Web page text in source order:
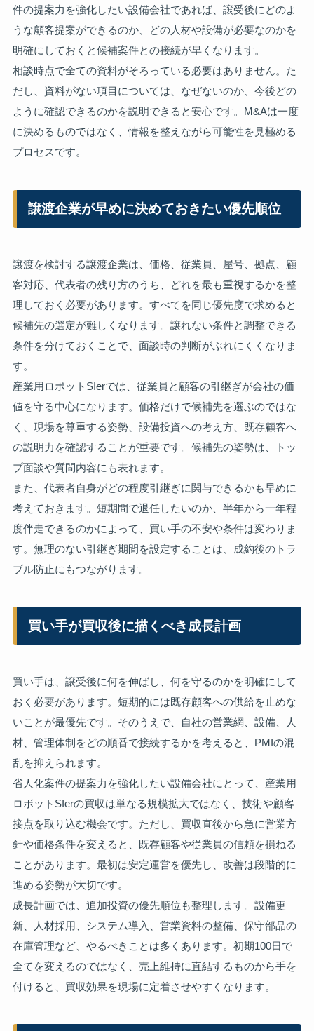
件の提案力を強化したい設備会社であれば、譲受後にどのよ
うな顧客提案ができるのか、どの人材や設備が必要なのかを
明確にしておくと候補案件との接続が早くなります。
相談時点で全ての資料がそろっている必要はありません。た
だし、資料がない項目については、なぜないのか、今後どの
ように確認できるのかを説明できると安心です。M&Aは一度
に決めるものではなく、情報を整えながら可能性を見極める
プロセスです。
譲渡企業が早めに決めておきたい優先順位
譲渡を検討する譲渡企業は、価格、従業員、屋号、拠点、顧
客対応、代表者の残り方のうち、どれを最も重視するかを整
理しておく必要があります。すべてを同じ優先度で求めると
候補先の選定が難しくなります。譲れない条件と調整できる
条件を分けておくことで、面談時の判断がぶれにくくなりま
す。
産業用ロボットSIerでは、従業員と顧客の引継ぎが会社の価
値を守る中心になります。価格だけで候補先を選ぶのではな
く、現場を尊重する姿勢、設備投資への考え方、既存顧客へ
の説明力を確認することが重要です。候補先の姿勢は、トッ
プ面談や質問内容にも表れます。
また、代表者自身がどの程度引継ぎに関与できるかも早めに
考えておきます。短期間で退任したいのか、半年から一年程
度伴走できるのかによって、買い手の不安や条件は変わりま
す。無理のない引継ぎ期間を設定することは、成約後のトラ
ブル防止にもつながります。
買い手が買収後に描くべき成長計画
買い手は、譲受後に何を伸ばし、何を守るのかを明確にして
おく必要があります。短期的には既存顧客への供給を止めな
いことが最優先です。そのうえで、自社の営業網、設備、人
材、管理体制をどの順番で接続するかを考えると、PMIの混
乱を抑えられます。
省人化案件の提案力を強化したい設備会社にとって、産業用
ロボットSIerの買収は単なる規模拡大ではなく、技術や顧客
接点を取り込む機会です。ただし、買収直後から急に営業方
針や価格条件を変えると、既存顧客や従業員の信頼を損ねる
ことがあります。最初は安定運営を優先し、改善は段階的に
進める姿勢が大切です。
成長計画では、追加投資の優先順位も整理します。設備更
新、人材採用、システム導入、営業資料の整備、保守部品の
在庫管理など、やるべきことは多くあります。初期100日で
全てを変えるのではなく、売上維持に直結するものから手を
付けると、買収効果を現場に定着させやすくなります。